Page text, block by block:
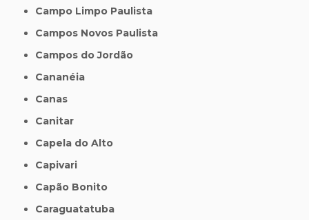
Campo Limpo Paulista
Campos Novos Paulista
Campos do Jordão
Cananéia
Canas
Canitar
Capela do Alto
Capivari
Capão Bonito
Caraguatatuba